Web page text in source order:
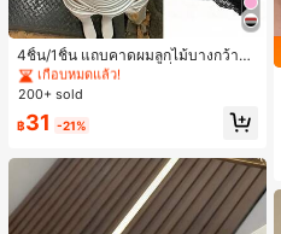
4ชิ้น/1ชิ้น แถบคาดผมลูกไม้บางกว้างยื
ดหยุ่นสำหรับผู้หญิง, แฟชั่นอเนกประสง
ค์พรีเมียมหรูหราสไตล์มินิมอล ผ้าพันคอ
หรับการออกไปข้างนอกประจำวัน, ลำล
น, การมัดผม, การจัดทรงผม, การแต่งห
น้า, การจับคู่ชุด, อุปกรณ์เสริมประดับผ
ม
เกือบหมดแล้ว!
#1 ขายดี
เกือบหมดแล้ว!
#1 ขายดี
เกือบหมดแล้ว!
#1 ขายดี
เกือบหมดแล้ว!
200+ sold
฿31 -21%